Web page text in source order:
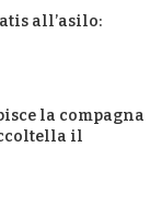
all’asilo:
la compagna
il